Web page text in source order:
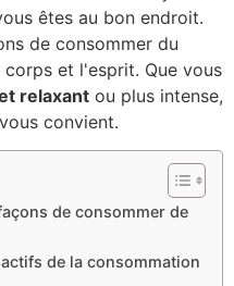
êtes au bon endroit.
de consommer du
et l'esprit. Que vous
relaxant ou plus intense,
convient.
de consommer de
de la consommation